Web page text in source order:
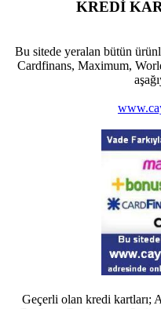
KREDİ
Bu sitede yeralan bütün
Cardfinans, Maximum,
Geçerli olan kredi kartları;